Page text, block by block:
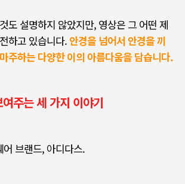
도 설명하지 않았지만, 영상은 그 어떤 제
하고 있습니다.안경을 넘어서 안경을 끼
주하는 다양한 이의 아름다움을 담습니다.
주는 세 가지 이야기
어 브랜드, 아디다스.